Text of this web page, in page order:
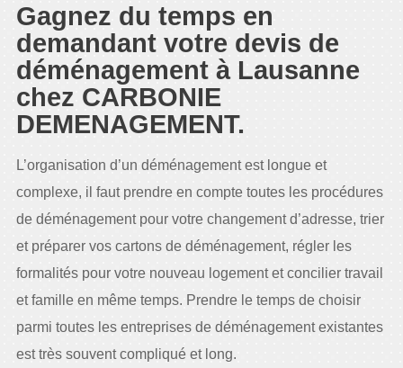
Gagnez du temps en
demandant votre devis de
déménagement à Lausanne
chez CARBONIE
DEMENAGEMENT.
L’organisation d’un déménagement est longue et
complexe, il faut prendre en compte toutes les procédures
de déménagement pour votre changement d’adresse, trier
et préparer vos cartons de déménagement, régler les
formalités pour votre nouveau logement et concilier travail
et famille en même temps. Prendre le temps de choisir
parmi toutes les entreprises de déménagement existantes
est très souvent compliqué et long.